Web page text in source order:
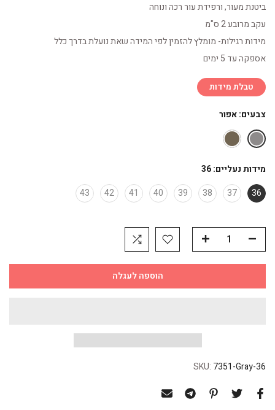
ביטנת מעור, ורפידת עור רכה ונוחה
עקב מרובע 2 ס"מ
מידות רגילות- מומלץ להזמין לפי המידה שאת נועלת בדרך כלל
אספקה עד 5 ימים
טבלת מידות
צבעים:אפור
מידות נעליים:36
36
37
38
39
40
41
42
43
הוספה לעגלה
SKU: 7351-Gray-36